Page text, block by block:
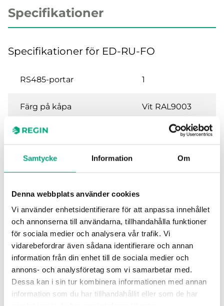
Samtycke Information Om
Denna webbplats använder cookies
Vi använder enhetsidentifierare för att anpassa innehållet
och annonserna till användarna, tillhandahålla funktioner
för sociala medier och analysera vår trafik. Vi
vidarebefordrar även sådana identifierare och annan
information från din enhet till de sociala medier och
annons- och analysföretag som vi samarbetar med.
Dessa kan i sin tur kombinera informationen med annan
information som du har tillhandahållit eller som de har
Specifikationer
Specifikationer för ED-RU-FO
RS485-portar 1
Färg på kåpa Vit RAL9003
Närvaroknapp
Flerfunktionsknapp
Börvärdesratt Ja
Dolt börvärde
Temperaturgivare Ja
CO2 -sensor Nej